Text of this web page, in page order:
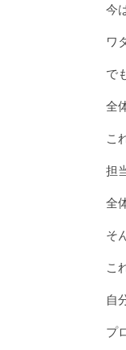
今
ワ
で
全
こ
担
全
そ
こ
自
プ